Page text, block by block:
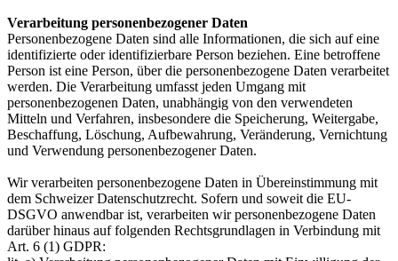
Verarbeitung personenbezogener Daten
Personenbezogene Daten sind alle Informationen, die sich auf eine
identifizierte oder identifizierbare Person beziehen. Eine betroffene
Person ist eine Person, über die personenbezogene Daten verarbeitet
werden. Die Verarbeitung umfasst jeden Umgang mit
personenbezogenen Daten, unabhängig von den verwendeten
Mitteln und Verfahren, insbesondere die Speicherung, Weitergabe,
Beschaffung, Löschung, Aufbewahrung, Veränderung, Vernichtung
und Verwendung personenbezogener Daten.
Wir verarbeiten personenbezogene Daten in Übereinstimmung mit
dem Schweizer Datenschutzrecht. Sofern und soweit die EU-
DSGVO anwendbar ist, verarbeiten wir personenbezogene Daten
darüber hinaus auf folgenden Rechtsgrundlagen in Verbindung mit
Art. 6 (1) GDPR: